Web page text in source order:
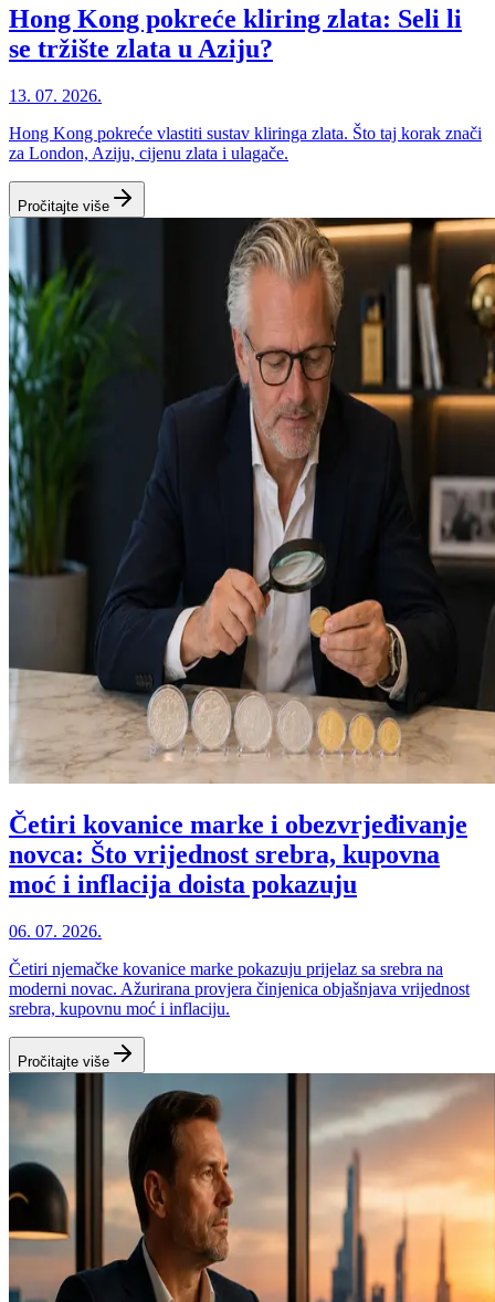
Hong Kong pokreće kliring zlata: Seli li
se tržište zlata u Aziju?
13. 07. 2026.
Hong Kong pokreće vlastiti sustav kliringa zlata. Što taj korak znači
za London, Aziju, cijenu zlata i ulagače.
Pročitajte više
Četiri kovanice marke i obezvrjeđivanje
novca: Što vrijednost srebra, kupovna
moć i inflacija doista pokazuju
06. 07. 2026.
Četiri njemačke kovanice marke pokazuju prijelaz sa srebra na
moderni novac. Ažurirana provjera činjenica objašnjava vrijednost
srebra, kupovnu moć i inflaciju.
Pročitajte više